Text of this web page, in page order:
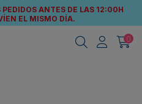
PEDIDOS ANTES DE LAS 12:00H
EL MISMO DÍA.
0